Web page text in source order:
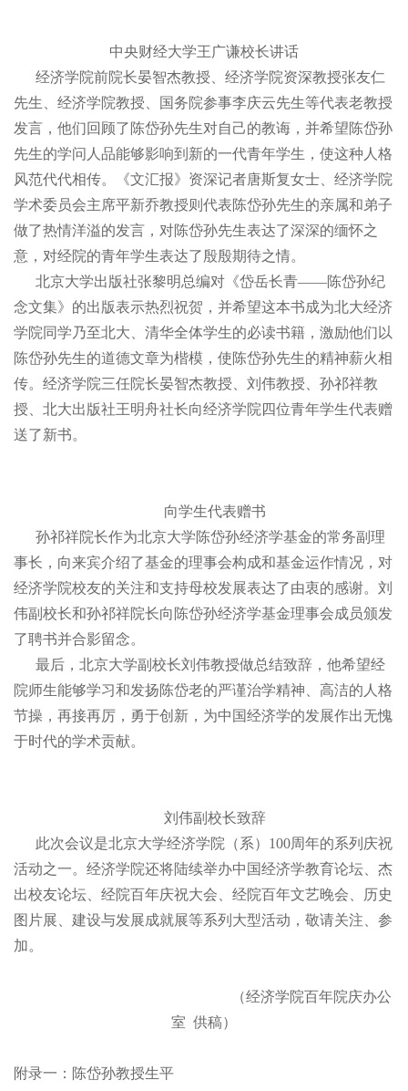
中央财经大学王广谦校长讲话
经济学院前院长晏智杰教授、经济学院资深教授张友仁
先生、经济学院教授、国务院参事李庆云先生等代表老教授
发言，他们回顾了陈岱孙先生对自己的教诲，并希望陈岱孙
先生的学问人品能够影响到新的一代青年学生，使这种人格
风范代代相传。《文汇报》资深记者唐斯复女士、经济学院
学术委员会主席平新乔教授则代表陈岱孙先生的亲属和弟子
做了热情洋溢的发言，对陈岱孙先生表达了深深的缅怀之
意，对经院的青年学生表达了殷殷期待之情。
北京大学出版社张黎明总编对《岱岳长青——陈岱孙纪
念文集》的出版表示热烈祝贺，并希望这本书成为北大经济
学院同学乃至北大、清华全体学生的必读书籍，激励他们以
陈岱孙先生的道德文章为楷模，使陈岱孙先生的精神薪火相
传。经济学院三任院长晏智杰教授、刘伟教授、孙祁祥教
授、北大出版社王明舟社长向经济学院四位青年学生代表赠
送了新书。
向学生代表赠书
孙祁祥院长作为北京大学陈岱孙经济学基金的常务副理
事长，向来宾介绍了基金的理事会构成和基金运作情况，对
经济学院校友的关注和支持母校发展表达了由衷的感谢。刘
伟副校长和孙祁祥院长向陈岱孙经济学基金理事会成员颁发
了聘书并合影留念。
最后，北京大学副校长刘伟教授做总结致辞，他希望经
院师生能够学习和发扬陈岱老的严谨治学精神、高洁的人格
节操，再接再厉，勇于创新，为中国经济学的发展作出无愧
于时代的学术贡献。
刘伟副校长致辞
此次会议是北京大学经济学院（系） 100周年的系列庆祝
活动之一。经济学院还将陆续举办中国经济学教育论坛、杰
出校友论坛、经院百年庆祝大会、经院百年文艺晚会、历史
图片展、建设与发展成就展等系列大型活动，敬请关注、参
加。
（经济学院百年院庆办公
室 供稿）
附录一：陈岱孙教授生平